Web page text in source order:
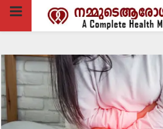
PRIMARY